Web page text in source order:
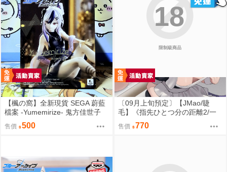
【楓の窩】全新現貨 SEGA 蔚藍
檔案 -Yumemirize- 鬼方佳世子
【日版】
售價 500
限制級商品
18
〔09月上旬預定〕【JMao/睫
毛】《指先ひとつ分の距離2/一
個指尖的距離2》多規格套組&單
品⬢黑市兔－睫毛貓舍 (parody:
售價 770